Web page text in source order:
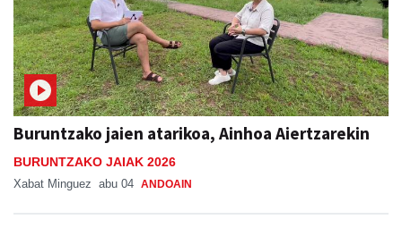
Buruntzako jaien atarikoa, Ainhoa Aiertzarekin
BURUNTZAKO JAIAK 2026
Xabat Minguez abu 04 ANDOAIN